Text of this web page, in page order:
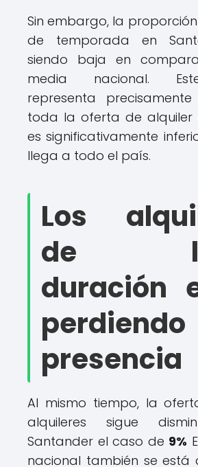
Sin embargo, la
de temporada en
siendo baja en
media nacional.
representa
toda la oferta de alquiler
es significativamente
llega a todo el país.
Los
de
duración
perdiendo
presencia
Al mismo tiempo, la
alquileres sigue
Santander el caso de 9%
nacional también se está